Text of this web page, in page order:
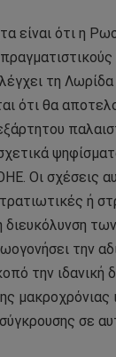
είναι ότι η
τη
ότι θα
Οι σχέσεις
ή
την
την ιδανική
μακροχρόνιας
σε